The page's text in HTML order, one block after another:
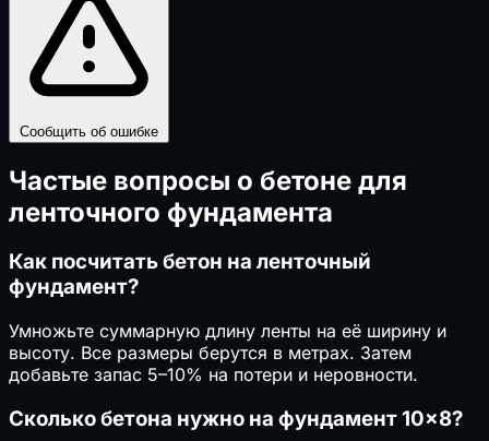
Сообщить об ошибке
Частые вопросы о бетоне для
ленточного фундамента
Как посчитать бетон на ленточный
фундамент?
Умножьте суммарную длину ленты на её ширину и
высоту. Все размеры берутся в метрах. Затем
добавьте запас 5–10% на потери и неровности.
Сколько бетона нужно на фундамент 10×8?